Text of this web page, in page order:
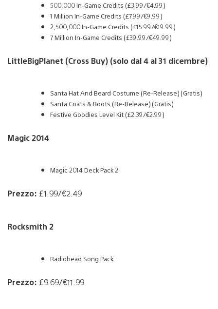
500,000 In-Game Credits (£3.99/€4.99)
1 Million In-Game Credits (£7.99/€9.99)
2,500,000 In-Game Credits (£15.99/€19.99)
7 Million In-Game Credits (£39.99/€49.99)
LittleBigPlanet (Cross Buy) (solo dal 4 al 31 dicembre)
Santa Hat And Beard Costume (Re-Release) (Gratis)
Santa Coats & Boots (Re-Release) (Gratis)
Festive Goodies Level Kit (£2.39/€2.99)
Magic 2014
Magic 2014 Deck Pack 2
Prezzo: £1.99/€2.49
Rocksmith 2
Radiohead Song Pack
Prezzo: £9.69/€11.99